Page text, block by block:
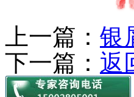
上一篇： 银
下一篇： 返